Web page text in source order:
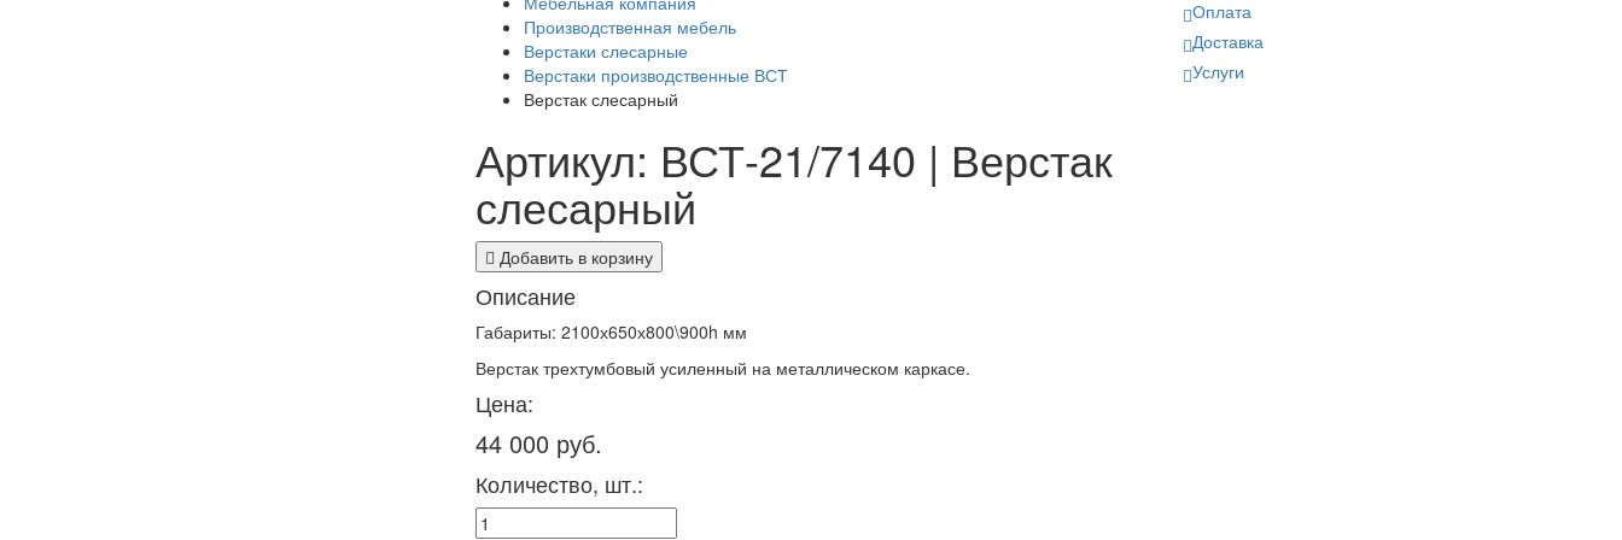
Производственная мебель
Верстаки слесарные
Верстаки производственные ВСТ
Верстак слесарный
Артикул: ВСТ-21/7140 | Верстак
слесарный
Добавить в корзину
Описание
Габариты: 2100х650х800\900h мм
Верстак трехтумбовый усиленный на металлическом каркасе.
Цена:
44 000 руб.
Количество, шт.:
Оплата
Доставка
Услуги